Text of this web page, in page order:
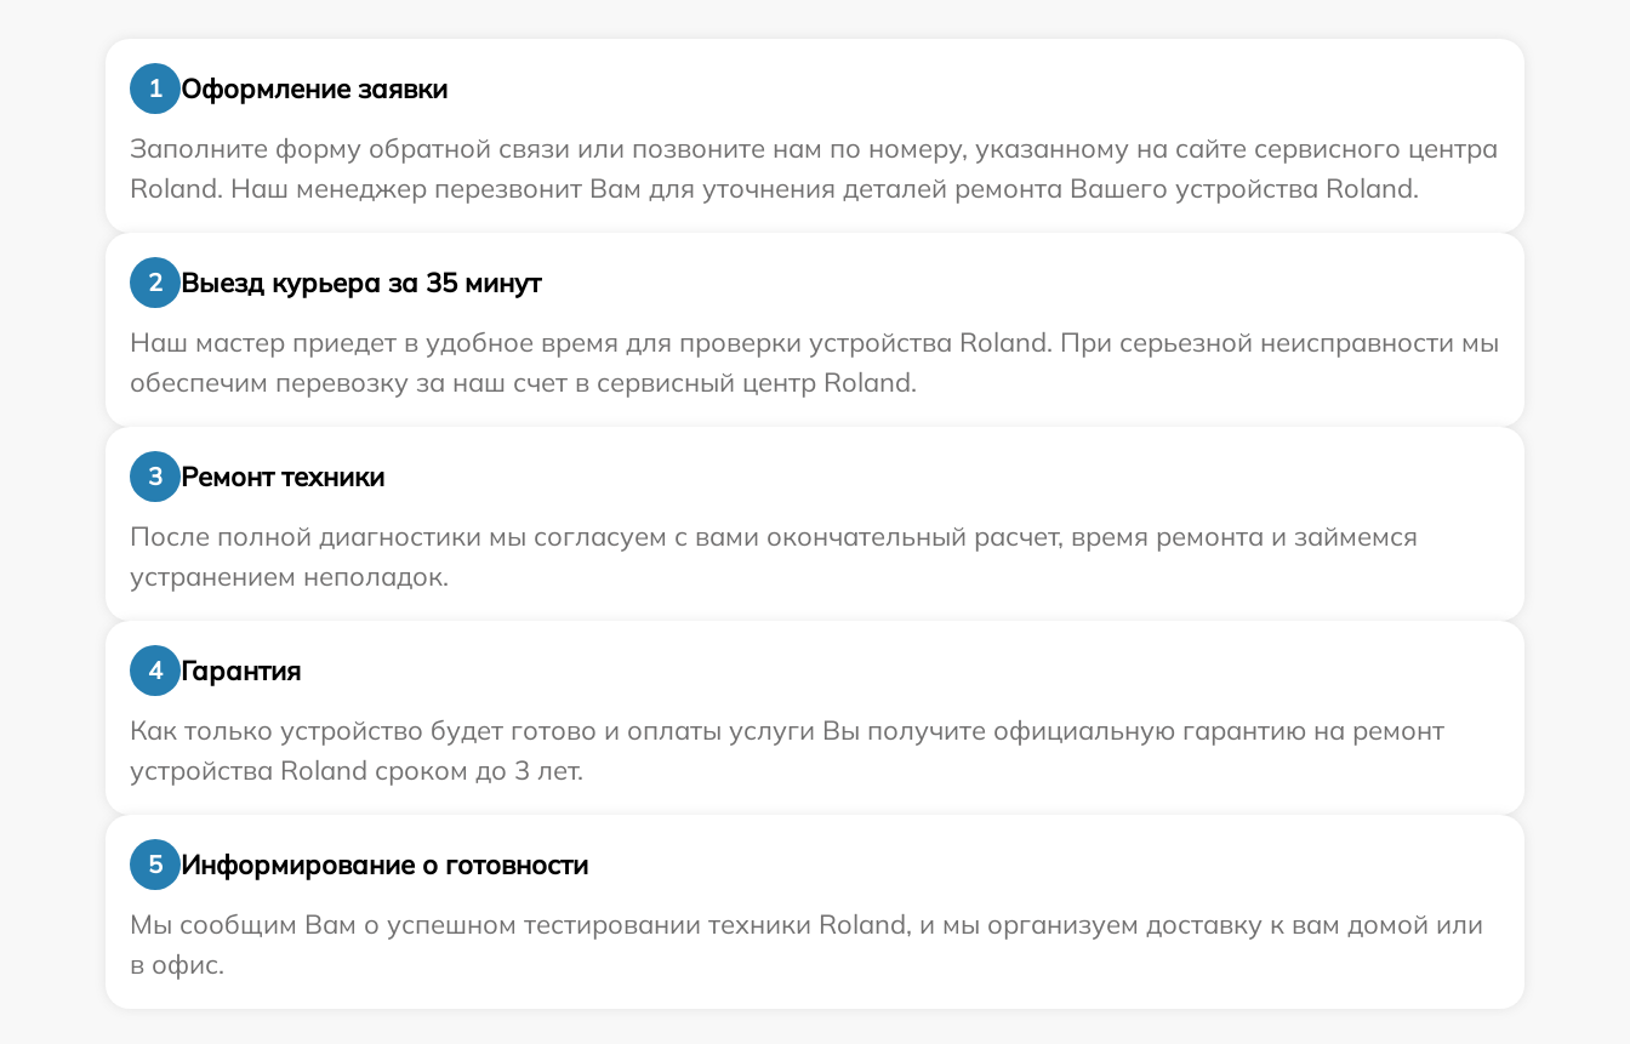
1
Оформление заявки
Заполните форму обратной связи или позвоните нам по номеру, указанному на сайте сервисного центра
Roland. Наш менеджер перезвонит Вам для уточнения деталей ремонта Вашего устройства Roland.
2
Выезд курьера за 35 минут
Наш мастер приедет в удобное время для проверки устройства Roland. При серьезной неисправности мы
обеспечим перевозку за наш счет в сервисный центр Roland.
3
Ремонт техники
После полной диагностики мы согласуем с вами окончательный расчет, время ремонта и займемся
устранением неполадок.
4
Гарантия
Как только устройство будет готово и оплаты услуги Вы получите официальную гарантию на ремонт
устройства Roland сроком до 3 лет.
5
Информирование о готовности
Мы сообщим Вам о успешном тестировании техники Roland, и мы организуем доставку к вам домой или
в офис.